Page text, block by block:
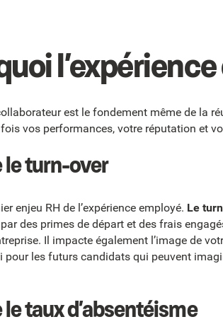
est le fondement même de la
vos performances, votre réputation et
le turn-over
enjeu RH de l’expérience employé. Le
des primes de départ et des frais
Il impacte également l’image de
pour les futurs candidats qui peuvent
taux d’absentéisme